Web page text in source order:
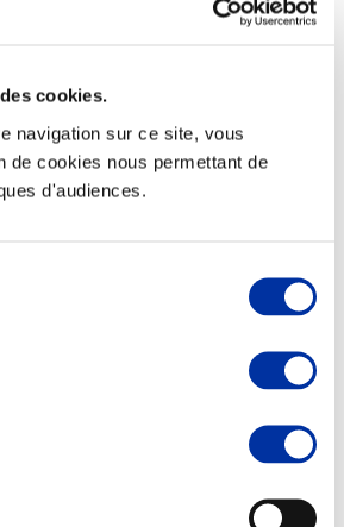
cookies.
navigation sur ce site, vous
de cookies nous permettant de
d'audiences.
– mise en marché